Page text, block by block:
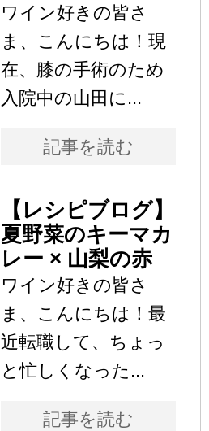
ワイン好きの皆さ
ま、こんにちは！現
在、膝の手術のため
入院中の山田に...
記事を読む
【レシピブログ】
夏野菜のキーマカ
レー × 山梨の赤
ワイン好きの皆さ
ま、こんにちは！最
近転職して、ちょっ
と忙しくなった...
記事を読む